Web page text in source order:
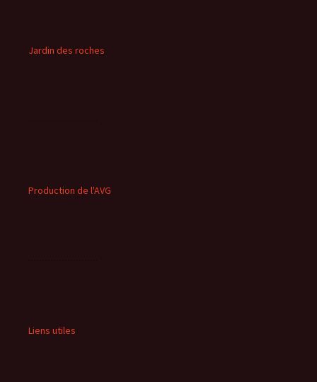
Jardin des roches
Production de l'AVG
Liens utiles